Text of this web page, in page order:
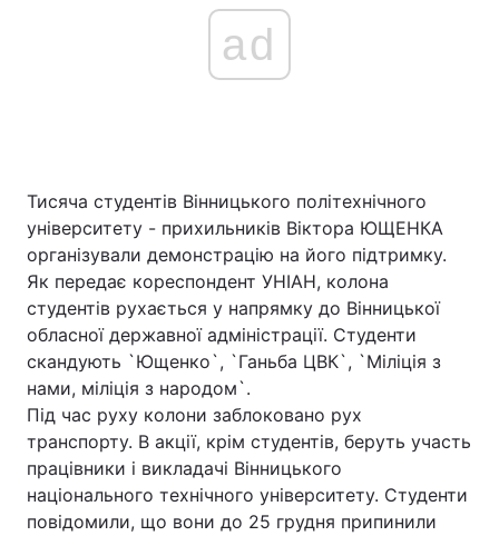
ad
Тисяча студентів Вінницького політехнічного
університету - прихильників Віктора ЮЩЕНКА
організували демонстрацію на його підтримку.
Як передає кореспондент УНІАН, колона
студентів рухається у напрямку до Вінницької
обласної державної адміністрації. Студенти
скандують `Ющенко`, `Ганьба ЦВК`, `Міліція з
нами, міліція з народом`.
Під час руху колони заблоковано рух
транспорту. В акції, крім студентів, беруть участь
працівники і викладачі Вінницького
національного технічного університету. Студенти
повідомили, що вони до 25 грудня припинили